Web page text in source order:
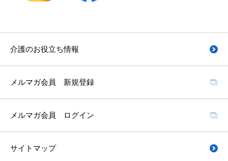
介護のお役立ち情報
メルマガ会員 新規登録
メルマガ会員 ログイン
サイトマップ